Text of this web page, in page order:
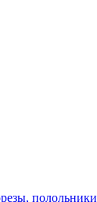
полольники